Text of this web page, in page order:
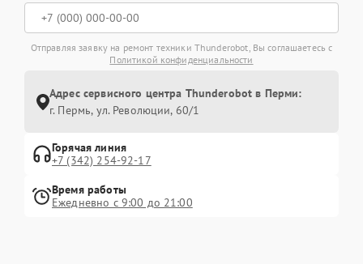
Отправляя заявку на ремонт техники Thunderobot, Вы соглашаетесь с
Политикой конфиденциальности
Адрес сервисного центра Thunderobot в Перми:
г. Пермь, ул. ​Революции, 60/1
Горячая линия
+7 (342) 254-92-17
Время работы
Ежедневно с 9:00 до 21:00